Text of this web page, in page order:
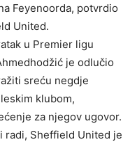
Feyenoorda, potvrdio
United.
u Premier ligu
je odlučio
sreću negdje
klubom,
za njegov ugovor.
radi, Sheffield United je